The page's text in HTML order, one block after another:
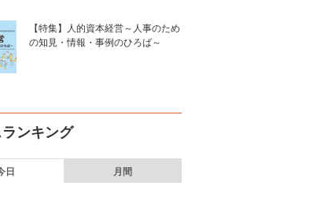
【特集】人的資本経営～人事のため
の知見・情報・事例のひろば～
ンキング
日 月間